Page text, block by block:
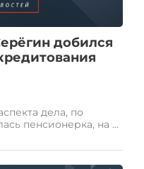
добился
дела, по
пенсионерка, на ...